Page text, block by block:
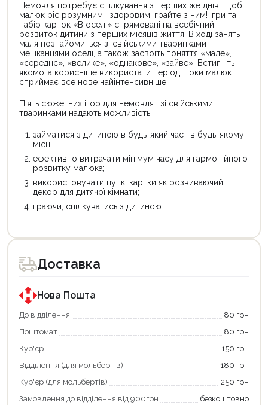
Немовля потребує спілкування з перших же днів. Щоб
малюк ріс розумним і здоровим, грайте з ним! Ігри та
набір карток «В оселі» спрямовані на всебічний
розвиток дитини з перших місяців життя. В ході занять
маля познайомиться зі свійськими тваринками -
мешканцями оселі, а також засвоїть поняття «мале»,
«середнє», «велике», «однакове», «зайве». Встигніть
якомога корисніше використати період, поки малюк
сприймає все нове найінтенсивніше!
П'ять сюжетних ігор для немовлят зі свійськими
тваринками надають можливість:
займатися з дитиною в будь-який час і в будь-якому
місці;
ефективно витрачати мінімум часу для гармонійного
розвитку малюка;
використовувати цупкі картки як розвиваючий
декор для дитячої кімнати;
граючи, спілкуватись з дитиною.
товар
для
покупки
державною
програмою
«Національний
кешбек».
покупку
«Національний
кешбек»
та
отримуйте
повернення
Доставка
Нова Пошта
До відділення
80 грн
Поштомат
80 грн
Кур'єр
150 грн
Відділення (для мольбертів)
180 грн
Кур'єр (для мольбертів)
250 грн
Замовлення до відділення від 900грн
безкоштовно